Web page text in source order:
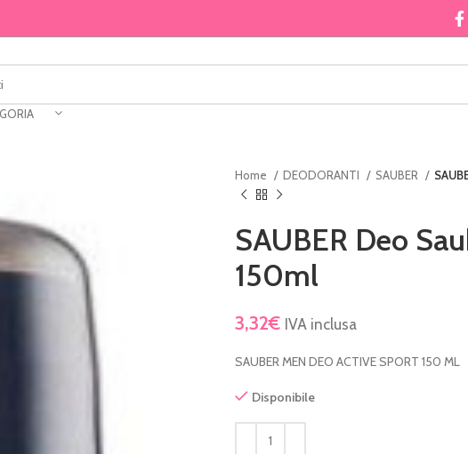
Home DEODORANTI SAUBER
SAUBER Deo
150ml
3,32€ IVA inclusa
SAUBER MEN DEO ACTIVE SPORT 150 ML
Disponibile